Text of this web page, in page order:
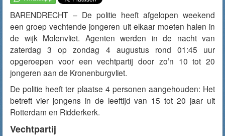
BARENDRECHT – De politie heeft afgelopen weekend
een groep vechtende jongeren uit elkaar moeten halen in
de wijk Molenvliet. Agenten werden in de nacht van
zaterdag 3 op zondag 4 augustus rond 01:45 uur
opgeroepen voor een vechtpartij door zo’n 10 tot 20
jongeren aan de Kronenburgvliet.
De politie heeft ter plaatse 4 personen aangehouden: Het
betreft vier jongens in de leeftijd van 15 tot 20 jaar uit
Rotterdam en Ridderkerk.
Vechtpartij